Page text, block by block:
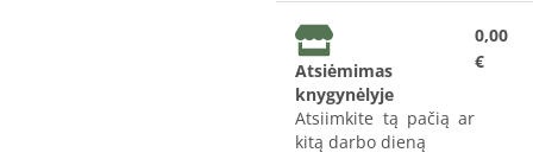
Atsiėmimas
knygynėlyje
Atsiimkite tą pačią ar
kitą darbo dieną
0,00
€